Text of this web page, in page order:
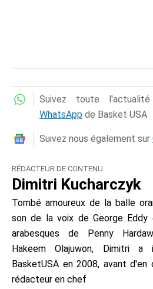
Suivez toute
WhatsApp de Basket USA
Suivez nous également sur
RÉDACTEUR DE CONTENU
Dimitri Kucharczyk
Tombé amoureux de la balle
son de la voix de George Eddy
arabesques de Penny
Hakeem Olajuwon, Dimitri a
BasketUSA en 2008, avant d'en
rédacteur en chef